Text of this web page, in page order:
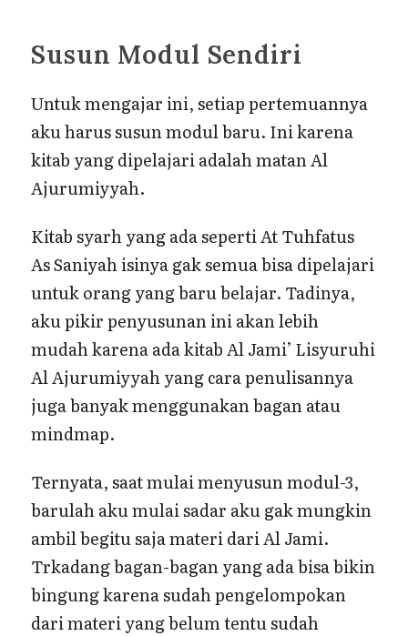
Susun Modul Sendiri
Untuk mengajar ini, setiap pertemuannya
aku harus susun modul baru. Ini karena
kitab yang dipelajari adalah matan Al
Ajurumiyyah.
Kitab syarh yang ada seperti At Tuhfatus
As Saniyah isinya gak semua bisa dipelajari
untuk orang yang baru belajar. Tadinya,
aku pikir penyusunan ini akan lebih
mudah karena ada kitab Al Jami’ Lisyuruhi
Al Ajurumiyyah yang cara penulisannya
juga banyak menggunakan bagan atau
mindmap.
Ternyata, saat mulai menyusun modul-3,
barulah aku mulai sadar aku gak mungkin
ambil begitu saja materi dari Al Jami.
Trkadang bagan-bagan yang ada bisa bikin
bingung karena sudah pengelompokan
dari materi yang belum tentu sudah